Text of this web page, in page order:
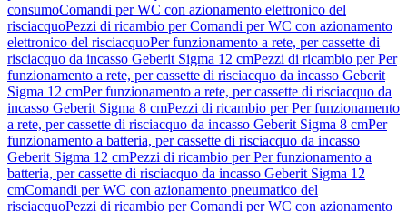
consumoComandi per WC con azionamento elettronico del
risciacquoPezzi di ricambio per Comandi per WC con azionamento
elettronico del risciacquoPer funzionamento a rete, per cassette di
risciacquo da incasso Geberit Sigma 12 cmPezzi di ricambio per Per
funzionamento a rete, per cassette di risciacquo da incasso Geberit
Sigma 12 cmPer funzionamento a rete, per cassette di risciacquo da
incasso Geberit Sigma 8 cmPezzi di ricambio per Per funzionamento
a rete, per cassette di risciacquo da incasso Geberit Sigma 8 cmPer
funzionamento a batteria, per cassette di risciacquo da incasso
Geberit Sigma 12 cmPezzi di ricambio per Per funzionamento a
batteria, per cassette di risciacquo da incasso Geberit Sigma 12
cmComandi per WC con azionamento pneumatico del
risciacquoPezzi di ricambio per Comandi per WC con azionamento